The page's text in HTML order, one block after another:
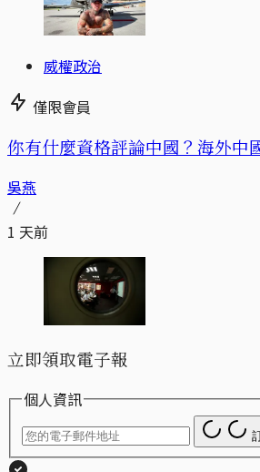
威權政治
僅限會員
你有什麼資格評論中國？海外中
吳燕
1 天前
立即領取電子報
個人資訊